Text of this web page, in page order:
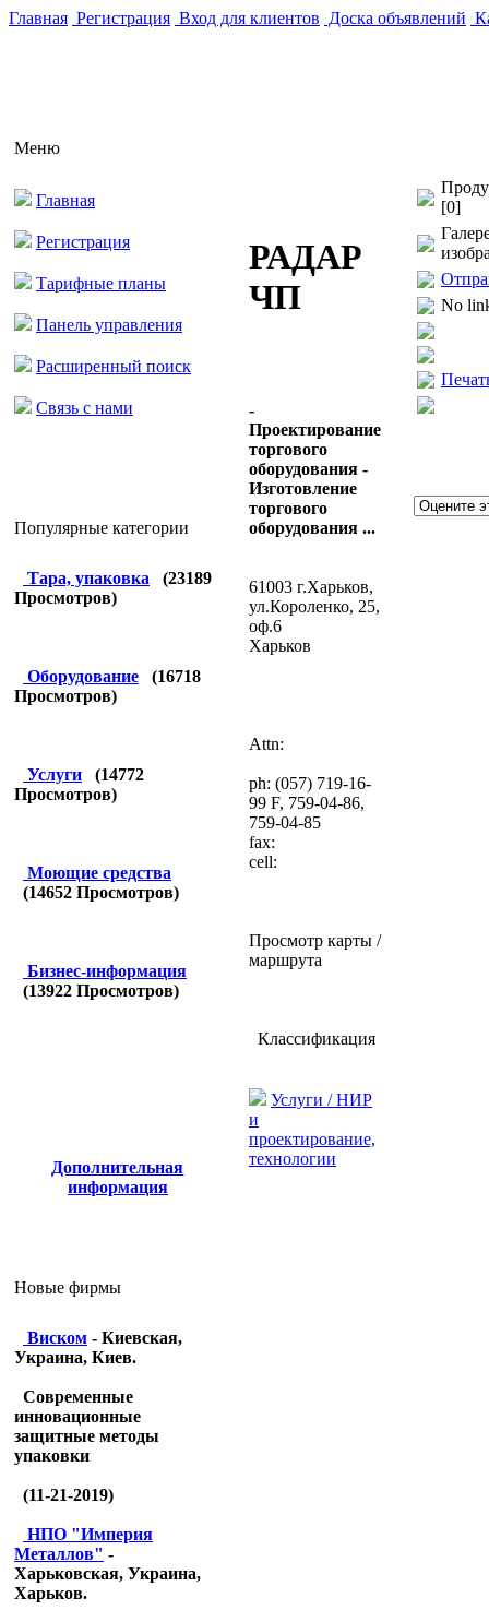
Главная Регистрация Вход для клиентов Доска объявлений
Меню
Главная
Регистрация
Тарифные планы
Панель управления
Расширенный поиск
Связь с нами
Популярные категории
Тара, упаковка (23189
Просмотров)
Оборудование (16718
Просмотров)
Услуги (14772
Просмотров)
Моющие средства
(14652 Просмотров)
Бизнес-информация
(13922 Просмотров)
Дополнительная
информация
Новые фирмы
Виском - Киевская,
Украина, Киев.
Современные
инновационные
защитные методы
упаковки
(11-21-2019)
НПО "Империя
Металлов" -
Харьковская, Украина,
Харьков.
РАДАР
ЧП
-
Проектирование
торгового
оборудования -
Изготовление
торгового
оборудования ...
61003 г.Харьков,
ул.Короленко, 25,
оф.6
Харьков
Attn:
ph: (057) 719-16-
99 F, 759-04-86,
759-04-85
fax:
cell:
Просмотр карты /
маршрута
Классификация
Услуги / НИР
и
проектирование,
технологии
[0]
No